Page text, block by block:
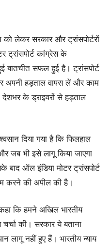
लेकर सरकार और ट्रांसपोर्टरों
ट्रांसपोर्ट कांग्रेस के
बातचीत सफल हुई है। ट्रांसपोर्ट
अपनी हड़ताल वापस लें और काम
के ड्राइवरों से हड़ताल
दिया गया है कि फिलहाल
जब भी इसे लागू किया जाएगा
बाद ऑल इंडिया मोटर ट्रांसपोर्ट
करने की अपील की है।
कि हमने अखिल भारतीय
की। सरकार ये बताना
लागू नहीं हुए हैं। भारतीय न्याय